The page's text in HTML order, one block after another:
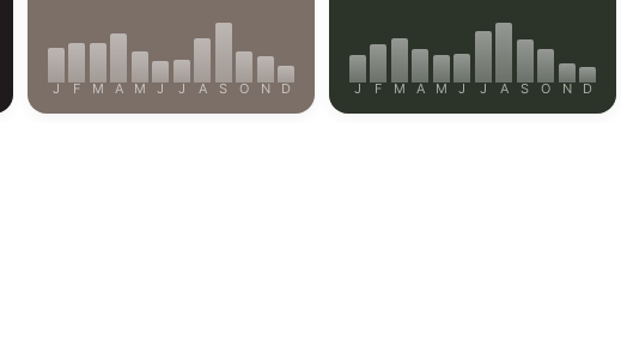
J F M A M J J A S O N D J F M A M J J A S O N D